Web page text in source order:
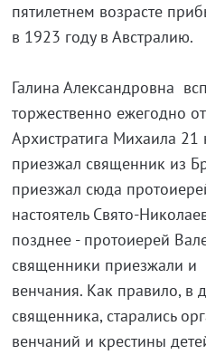
пятилетнем возрасте
в 1923 году в Австралию.
Галина Александровна
торжественно ежегодно
Архистратига Михаила
приезжал священник из
приезжал сюда
настоятель Свято-
позднее - протоиерей
священники приезжали и
венчания. Как правило, в
священника, старались
венчаний и крестины